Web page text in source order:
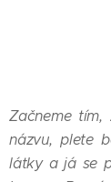
Začneme
názvu, plete
látky a já se